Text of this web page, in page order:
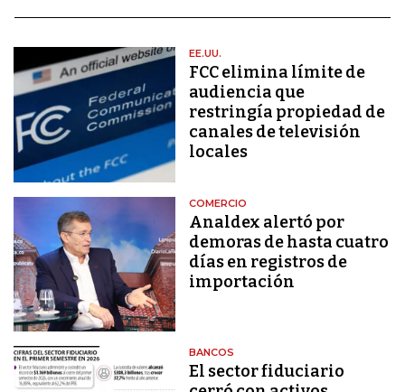
EE.UU.
FCC elimina límite de
audiencia que
restringía propiedad de
canales de televisión
locales
COMERCIO
Analdex alertó por
demoras de hasta cuatro
días en registros de
importación
BANCOS
El sector fiduciario